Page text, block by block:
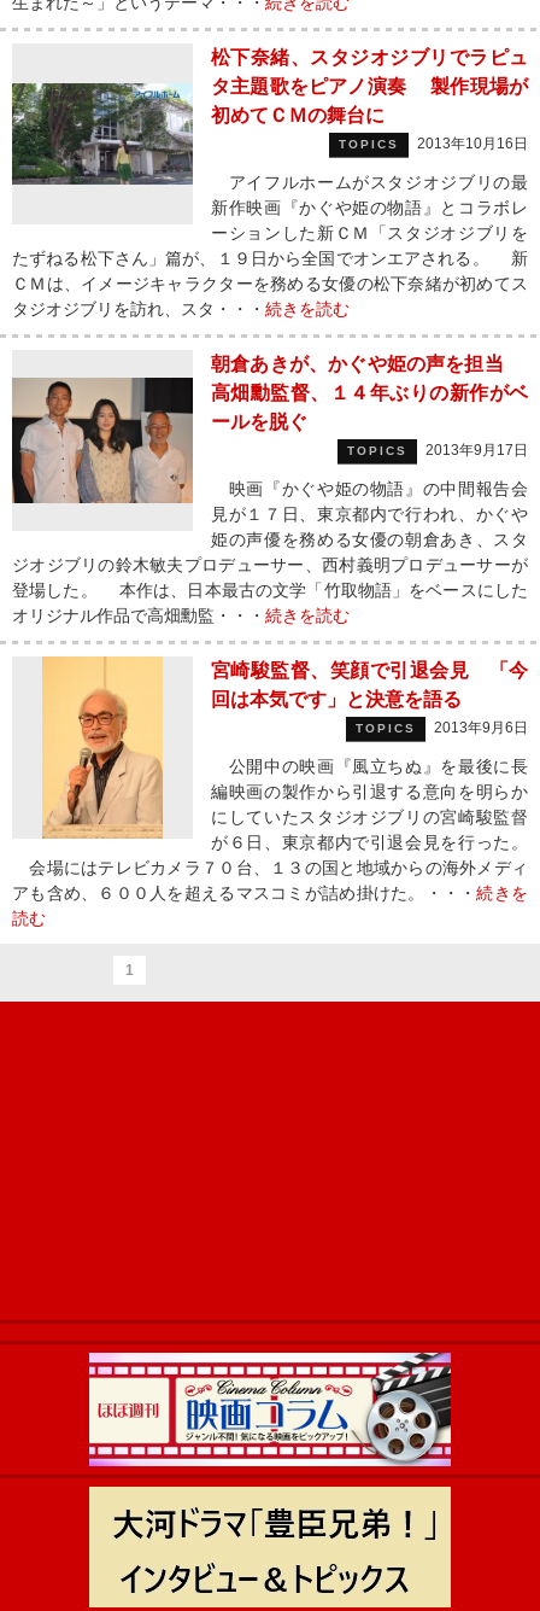
松下奈緒、スタジオジブリでラピュ
タ主題歌をピアノ演奏 製作現場が
初めてＣＭの舞台に
TOPICS 2013年10月16日
アイフルホームがスタジオジブリの最
新作映画『かぐや姫の物語』とコラボレ
ーションした新ＣＭ「スタジオジブリを
たずねる松下さん」篇が、１９日から全国でオンエアされる。 新
ＣＭは、イメージキャラクターを務める女優の松下奈緒が初めてス
タジオジブリを訪れ、スタ・・・ 続きを読む
朝倉あきが、かぐや姫の声を担当
高畑勳監督、１４年ぶりの新作がベ
ールを脱ぐ
TOPICS 2013年9月17日
映画『かぐや姫の物語』の中間報告会
見が１７日、東京都内で行われ、かぐや
姫の声優を務める女優の朝倉あき、スタ
ジオジブリの鈴木敏夫プロデューサー、西村義明プロデューサーが
登場した。 本作は、日本最古の文学「竹取物語」をベースにした
オリジナル作品で高畑勳監・・・ 続きを読む
宮崎駿監督、笑顔で引退会見 「今
回は本気です」と決意を語る
TOPICS 2013年9月6日
公開中の映画『風立ちぬ』を最後に長
編映画の製作から引退する意向を明らか
にしていたスタジオジブリの宮崎駿監督
が６日、東京都内で引退会見を行った。
会場にはテレビカメラ７０台、１３の国と地域からの海外メディ
アも含め、６００人を超えるマスコミが詰め掛けた。・・・続きを
読む
1